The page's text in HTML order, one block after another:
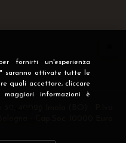
fornirti un'esperienza
saranno attivate tutte le
quali accettare, cliccare
maggiori informazioni è
.
30, 40026 Imola (BO) - P.Iva